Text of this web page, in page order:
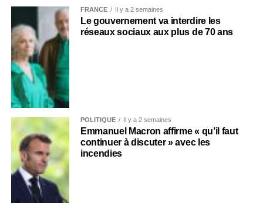
FRANCE Il y a 2 semaines
Le gouvernement va interdire les
réseaux sociaux aux plus de 70 ans
POLITIQUE Il y a 2 semaines
Emmanuel Macron affirme « qu’il faut
continuer à discuter » avec les
incendies